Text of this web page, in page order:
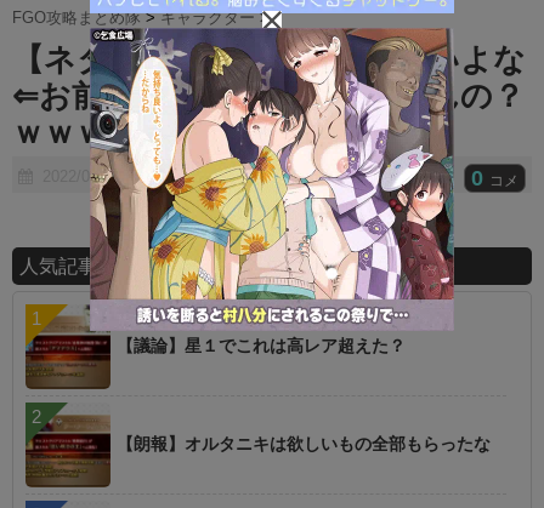
u
t
e
FGO攻略まとめ隊 >キャラクター >
【ネタ】今年の水着は全員強いよな
⇐お前それあの鯖の前で言えんの？
ｗｗｗｗ
2022/09/25 0 コメ
人気記事ランキング
【議論】星１でこれは高レア超えた？
【朗報】オルタニキは欲しいもの全部もらったな